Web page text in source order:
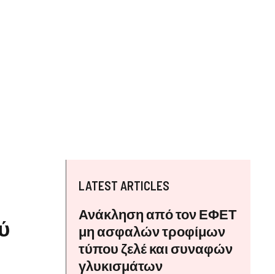
LATEST ARTICLES
Ανάκληση από τον ΕΦΕΤ
μη ασφαλών τροφίμων
τύπου ζελέ και συναφών
γλυκισμάτων